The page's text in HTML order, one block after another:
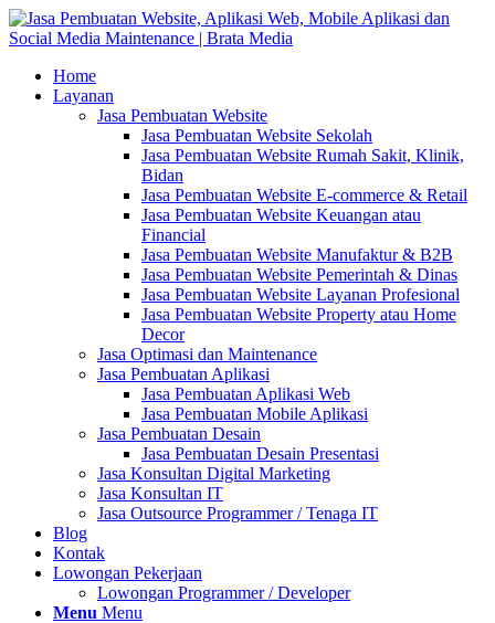
Home
Layanan
Jasa Pembuatan Website
Jasa Pembuatan Website Sekolah
Jasa Pembuatan Website Rumah Sakit, Klinik,
Bidan
Jasa Pembuatan Website E-commerce & Retail
Jasa Pembuatan Website Keuangan atau
Financial
Jasa Pembuatan Website Manufaktur & B2B
Jasa Pembuatan Website Pemerintah & Dinas
Jasa Pembuatan Website Layanan Profesional
Jasa Pembuatan Website Property atau Home
Decor
Jasa Optimasi dan Maintenance
Jasa Pembuatan Aplikasi
Jasa Pembuatan Aplikasi Web
Jasa Pembuatan Mobile Aplikasi
Jasa Pembuatan Desain
Jasa Pembuatan Desain Presentasi
Jasa Konsultan Digital Marketing
Jasa Konsultan IT
Jasa Outsource Programmer / Tenaga IT
Blog
Kontak
Lowongan Pekerjaan
Lowongan Programmer / Developer
Menu Menu